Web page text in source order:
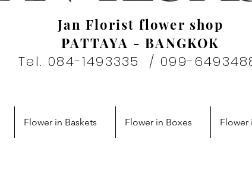
Jan Florist flower shop
PATTAYA - BANGKOK
Tel. 084-1493335 / 099-
Flower in Baskets Flower in Boxes Flower